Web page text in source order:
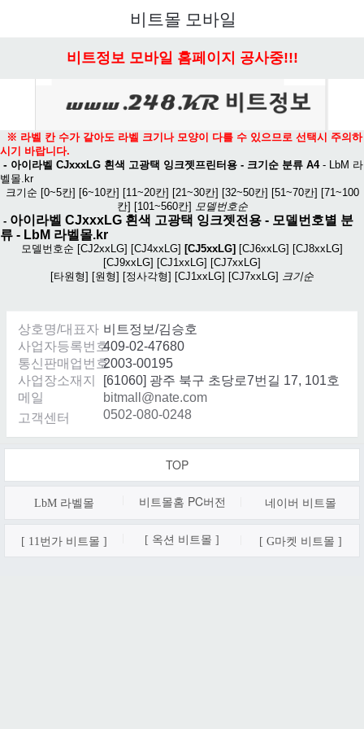
비트몰 모바일
비트정보 모바일 홈페이지 공사중!!!
※ 라벨 칸 수가 같아도 라벨 크기나 모양이 다를 수 있으므로 선택시 주의하
시기 바랍니다.
- 아이라벨 CJxxxLG 흰색 고광택 잉크젯프린터용 - 크기순 분류 A4- LbM 라
벨몰.kr
크기순 [0~5칸] [6~10칸] [11~20칸] [21~30칸] [32~50칸] [51~70칸] [71~100
칸] [101~560칸] 모델번호순
- 아이라벨 CJxxxLG 흰색 고광택 잉크젯전용 - 모델번호별 분
류 - LbM 라벨몰.kr
모델번호순 [CJ2xxLG] [CJ4xxLG] [CJ5xxLG] [CJ6xxLG] [CJ8xxLG]
[CJ9xxLG] [CJ1xxLG] [CJ7xxLG]
[타원형] [원형] [정사각형] [CJ1xxLG] [CJ7xxLG] 크기순
상호명/대표자 비트정보/김승호
사업자등록번호409-02-47680
통신판매업번호2003-00195
사업장소재지
[61060] 광주 북구 초당로7번길 17, 101호
메일
bitmall@nate.com
고객센터
0502-080-0248
TOP
LbM 라벨몰 비트몰홈 PC버전 네이버 비트몰
[ 11번가 비트몰 ] [ 옥션 비트몰 ] [ G마켓 비트몰 ]